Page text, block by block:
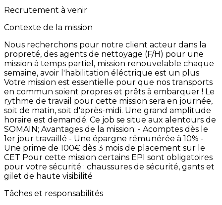
Recrutement à venir
Contexte de la mission
Nous recherchons pour notre client acteur dans la
propreté, des agents de nettoyage (F/H) pour une
mission à temps partiel, mission renouvelable chaque
semaine, avoir l'habilitation éléctrique est un plus
Votre mission est essentielle pour que nos transports
en commun soient propres et prêts à embarquer ! Le
rythme de travail pour cette mission sera en journée,
soit de matin, soit d'après-midi. Une grand amplitude
horaire est demandé. Ce job se situe aux alentours de
SOMAIN; Avantages de la mission: - Acomptes dès le
1er jour travaillé - Une épargne rémunérée à 10% -
Une prime de 100€ dès 3 mois de placement sur le
CET Pour cette mission certains EPI sont obligatoires
pour votre sécurité : chaussures de sécurité, gants et
gilet de haute visibilité
Tâches et responsabilités